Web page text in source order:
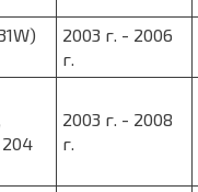
2003 г. - 2006
г.
204
2003 г. - 2008
г.